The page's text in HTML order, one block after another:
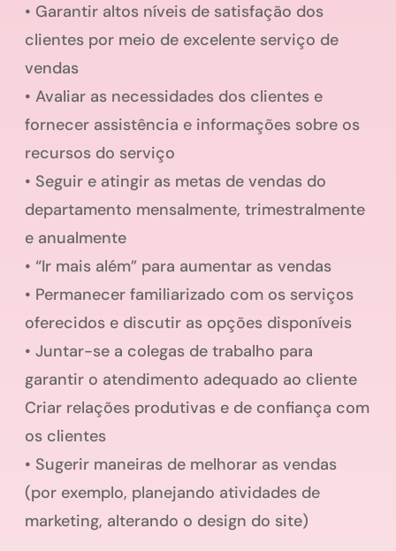
• Garantir altos níveis de satisfação dos
clientes por meio de excelente serviço de
vendas
• Avaliar as necessidades dos clientes e
fornecer assistência e informações sobre os
recursos do serviço
• Seguir e atingir as metas de vendas do
departamento mensalmente, trimestralmente
e anualmente
• “Ir mais além” para aumentar as vendas
• Permanecer familiarizado com os serviços
oferecidos e discutir as opções disponíveis
• Juntar-se a colegas de trabalho para
garantir o atendimento adequado ao cliente
Criar relações produtivas e de confiança com
os clientes
• Sugerir maneiras de melhorar as vendas
(por exemplo, planejando atividades de
marketing, alterando o design do site)